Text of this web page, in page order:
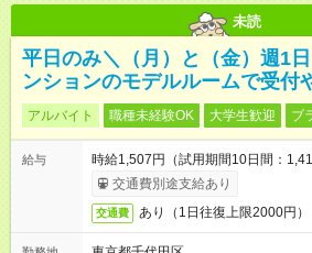
未読
平日のみ＼（月）と（金）週1
ンションのモデルルームで受付
アルバイト 職種未経験OK 大学生歓迎 ブ
給与
時給1,507円（試用期間10日間：
交通費別途支給あり
交通費 あり（1日往復上限2000円）